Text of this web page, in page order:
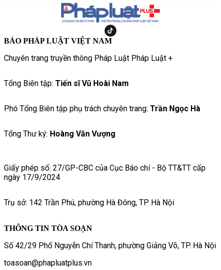
BÁO PHÁP LUẬT VIỆT NAM
Chuyên trang truyền thông Pháp Luật Pháp Luật +
Tổng Biên tập: Tiến sĩ Vũ Hoài Nam
Phó Tổng Biên tập phụ trách chuyên trang: Trần Ngọc Hà
Tổng Thư ký: Hoàng Văn Vượng
Giấy phép số: 27/GP-CBC của Cục Báo chí - Bộ TT&TT cấp
ngày 17/9/2024
Trụ sở: 142 Trần Phú, phường Hà Đông, TP Hà Nội
THÔNG TIN TÒA SOẠN
Số 42/29 Phố Nguyễn Chí Thanh, phường Giảng Võ, TP. Hà Nội
toasoan@phapluatplus.vn